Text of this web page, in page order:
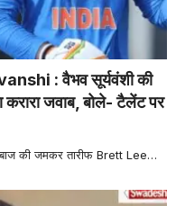
: वैभव सूर्यवंशी की
करारा जवाब, बोले- टैलेंट पर
की जमकर तारीफ Brett Lee…